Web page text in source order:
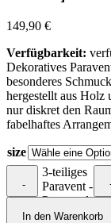
149,90 €
Verfügbarkeit:
Dekoratives
besonderes
hergestellt aus Holz
nur diskret den
fabelhaftes
size
-
3-teiliges
Paravent -
Patterned
Leaves
In den Warenkorb